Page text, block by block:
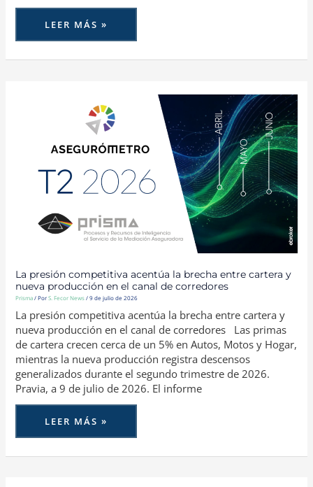
LEER MÁS »
La presión competitiva acentúa la brecha entre cartera y
nueva producción en el canal de corredores
Prisma/ PorS. Fecor News/9 de julio de 2026
La presión competitiva acentúa la brecha entre cartera y
nueva producción en el canal de corredores Las primas
de cartera crecen cerca de un 5% en Autos, Motos y Hogar,
mientras la nueva producción registra descensos
generalizados durante el segundo trimestre de 2026.
Pravia, a 9 de julio de 2026. El informe
COMPETITIVA
ACENTÚA
ENTRE
CARTERA
NUEVA
PRODUCCIÓN
EN
DE
CORREDORES
LEER MÁS »